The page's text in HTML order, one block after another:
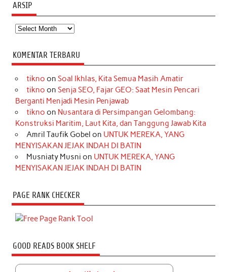
ARSIP
Arsip
KOMENTAR TERBARU
tikno on Soal Ikhlas, Kita Semua Masih Amatir
tikno on Senja SEO, Fajar GEO: Saat Mesin Pencari
Berganti Menjadi Mesin Penjawab
tikno on Nusantara di Persimpangan Gelombang:
Konstruksi Maritim, Laut Kita, dan Tanggung Jawab Kita
Amril Taufik Gobel on UNTUK MEREKA, YANG
MENYISAKAN JEJAK INDAH DI BATIN
Musniaty Musni on UNTUK MEREKA, YANG
MENYISAKAN JEJAK INDAH DI BATIN
PAGE RANK CHECKER
GOOD READS BOOK SHELF